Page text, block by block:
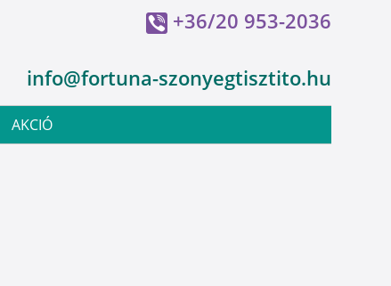
+36/20 953-2036
info@fortuna-szonyegtisztito.hu
AKCIÓ